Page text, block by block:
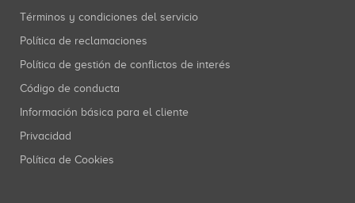
Términos y condiciones del servicio
Política de reclamaciones
Política de gestión de conflictos de interés
Código de conducta
Información básica para el cliente
Privacidad
Política de Cookies